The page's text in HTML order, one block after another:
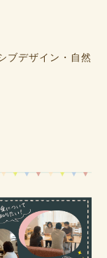
ブデザイン・自然